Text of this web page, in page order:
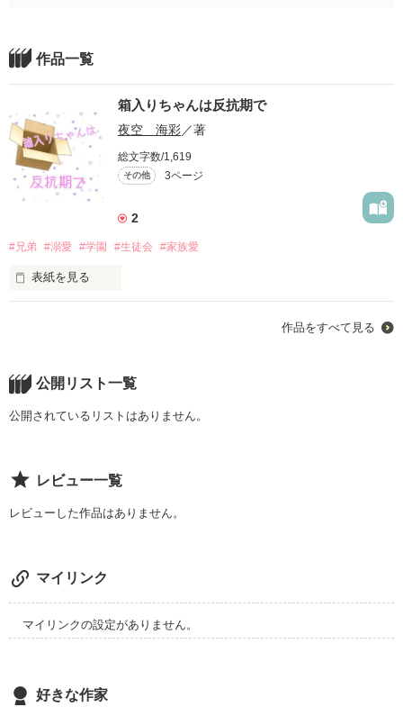
作品一覧
箱入りちゃんは反抗期で
夜空 海彩／著
総文字数/1,619
その他 3ページ
2
#兄弟 #溺愛 #学園 #生徒会 #家族愛
表紙を見る
でも…
作品をすべて見る
公開リスト一覧
公開されているリストはありません。
レビュー一覧
レビューした作品はありません。
マイリンク
マイリンクの設定がありません。
好きな作家